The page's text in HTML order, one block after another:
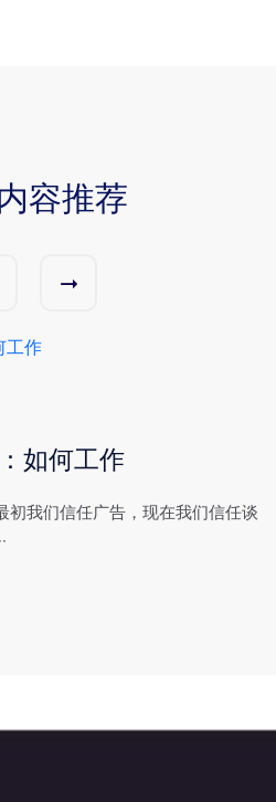
容推荐
如何工作
初我们信任广告，现在我们信任谈